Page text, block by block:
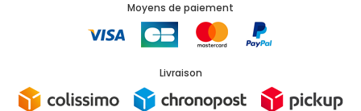
Moyens de paiement
Livraison